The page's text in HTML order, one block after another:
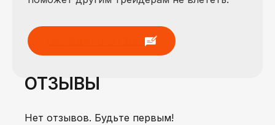
ОТЗЫВЫ
Нет отзывов. Будьте первым!